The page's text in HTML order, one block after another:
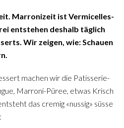
Marronizeit ist Vermicelles-
entstehen deshalb täglich
Wir zeigen, wie: Schauen
machen wir die Patisserie-
Marroni-Püree, etwas Krisch
das cremig «nussig» süsse